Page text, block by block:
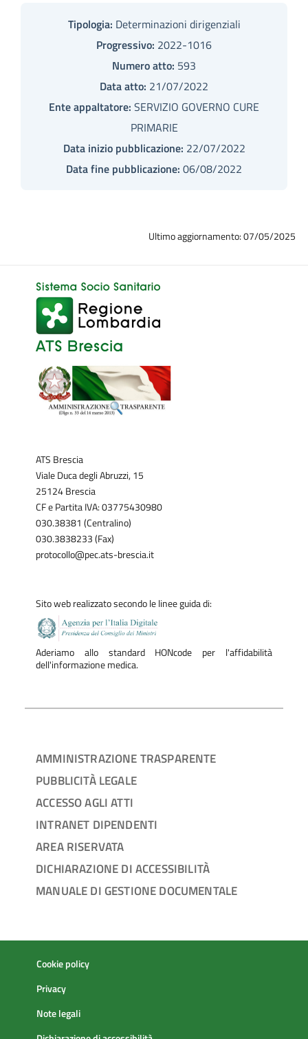
Tipologia: Determinazioni dirigenziali
Progressivo: 2022-1016
Numero atto: 593
Data atto: 21/07/2022
Ente appaltatore: SERVIZIO GOVERNO CURE
PRIMARIE
Data inizio pubblicazione: 22/07/2022
Data fine pubblicazione: 06/08/2022
Ultimo aggiornamento: 07/05/2025
ATS Brescia
Viale Duca degli Abruzzi, 15
25124 Brescia
CF e Partita IVA: 03775430980
030.38381 (Centralino)
030.3838233 (Fax)
protocollo@pec.ats-brescia.it
Sito web realizzato secondo le linee guida di:
Aderiamo allo standard HONcode per l'affidabilità
dell'informazione medica.
AMMINISTRAZIONE TRASPARENTE
PUBBLICITÀ LEGALE
ACCESSO AGLI ATTI
INTRANET DIPENDENTI
AREA RISERVATA
DICHIARAZIONE DI ACCESSIBILITÀ
MANUALE DI GESTIONE DOCUMENTALE
Cookie policy
Privacy
Note legali